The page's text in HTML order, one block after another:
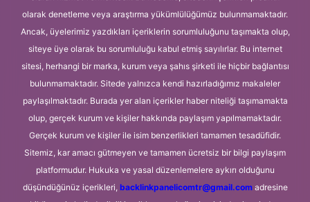
olarak denetleme veya araştırma yükümlülüğümüz bulunmamaktadır.
Ancak, üyelerimiz yazdıkları içeriklerin sorumluluğunu taşımakta olup,
siteye üye olarak bu sorumluluğu kabul etmiş sayılırlar. Bu internet
sitesi, herhangi bir marka, kurum veya şahıs şirketi ile hiçbir bağlantısı
bulunmamaktadır. Sitede yalnızca kendi hazırladığımız makaleler
paylaşılmaktadır. Burada yer alan içerikler haber niteliği taşımamakta
olup, gerçek kurum ve kişiler hakkında paylaşım yapılmamaktadır.
Gerçek kurum ve kişiler ile isim benzerlikleri tamamen tesadüfidir.
Sitemiz, kar amacı gütmeyen ve tamamen ücretsiz bir bilgi paylaşım
platformudur. Hukuka ve yasal düzenlemelere aykırı olduğunu
düşündüğünüz içerikleri, backlinkpanelicomtr@gmail.comadresine